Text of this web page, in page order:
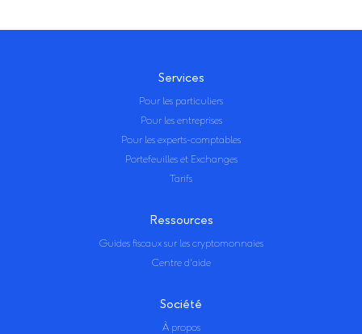
Services
Pour les particuliers
Pour les entreprises
Pour les experts-comptables
Portefeuilles et Exchanges
Tarifs
Ressources
Guides fiscaux sur les cryptomonnaies
Centre d'aide
Société
À propos